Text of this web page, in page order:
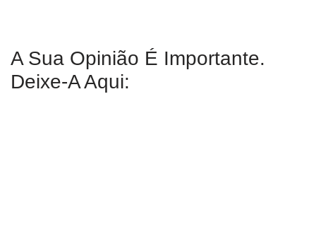
A Sua Opinião É Importante.
Deixe-A Aqui: